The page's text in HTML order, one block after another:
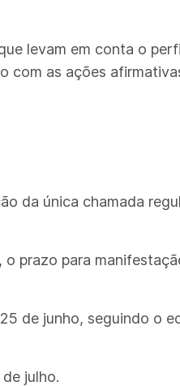
levam em conta o
com as ações
da única chamada
prazo para
de junho, seguindo o
julho.